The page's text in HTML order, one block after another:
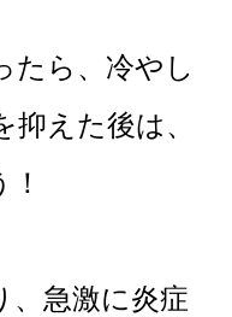
たら、冷やし
えた後は、
、急激に炎症